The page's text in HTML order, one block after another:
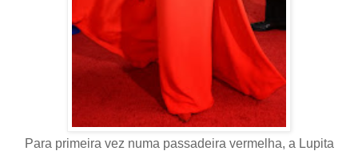
Para primeira vez numa passadeira vermelha, a Lupita